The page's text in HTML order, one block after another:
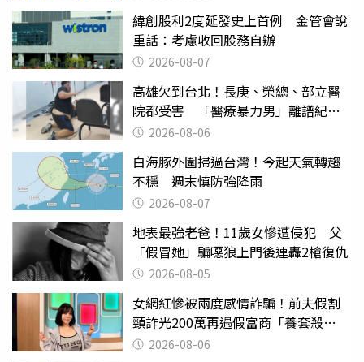
緯創股利2度延發史上首例 金管會說
重話：考慮收回股務自辦
2026-08-07
高雄欠到台北！長庚、榮總、部立醫
院都受害 「醫療暴力男」離譜紀錄
曝光2026-08-06
白海豚外圍掃過台灣！今起天氣轉趨
不穩 週末慎防強降雨
2026-08-07
地表最強老爸！11歲女慘遭侵犯 父
「假冒她」騙噁狼上門後連轟2槍復仇
2026-08-05
女網紅慘被兩度感情詐騙！前夫假割
頸詐光200萬再遇假富商「養套殺
2000萬」
2026-08-06